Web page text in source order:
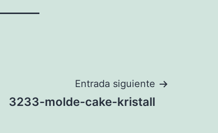
Entrada siguiente
3233-molde-cake-kristall